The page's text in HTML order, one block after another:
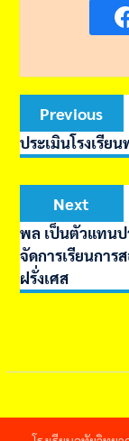
Post
navigation
Previous
ประเมินโรงเรีย
Next
พล เป็นตัวแทนป
จัดการเรียนการ
ฝรั่งเศส